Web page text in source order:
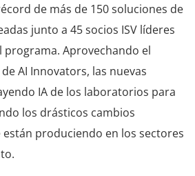
de más de 150 soluciones de
junto a 45 socios ISV líderes
programa. Aprovechando el
AI Innovators, las nuevas
IA de los laboratorios para
los drásticos cambios
produciendo en los sectores